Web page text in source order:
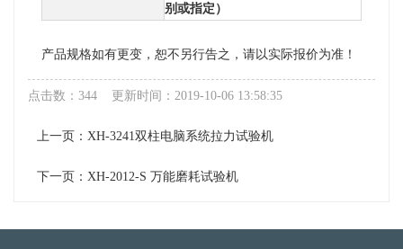
别或指定）
产品规格如有更变，恕不另行告之，请以实际报价为准！
点击数：344 更新时间：2019-10-06 13:58:35
上一页： XH-3241双柱电脑系统拉力试验机
下一页： XH-2012-S 万能磨耗试验机